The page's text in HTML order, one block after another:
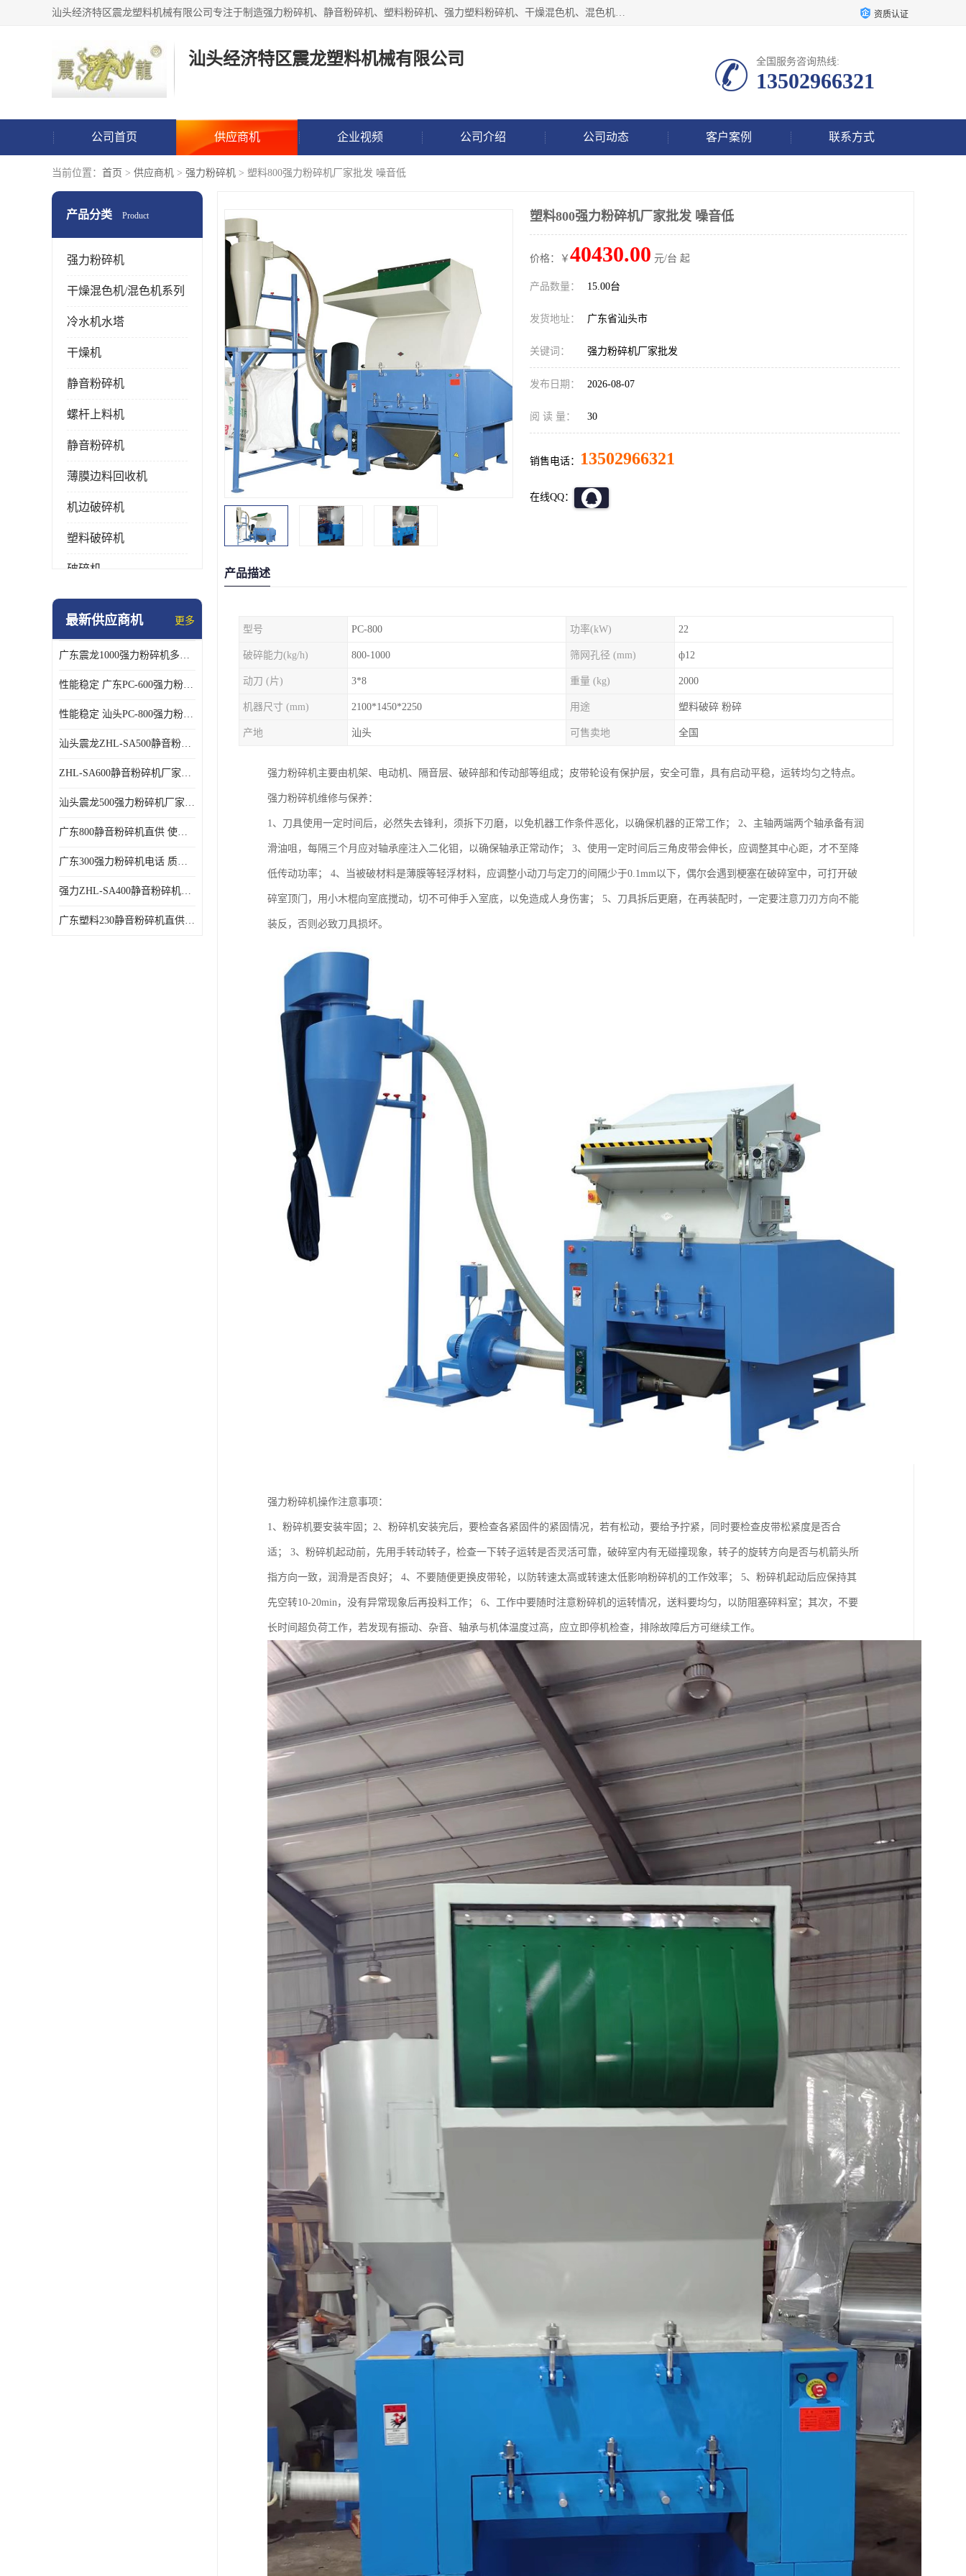
汕头经济特区震龙塑料机械有限公司专注于制造强力粉碎机、静音粉碎机、塑料粉碎机、强力塑料粉碎机、干燥混色机、混色机、冷水机、上料机等塑料辅助机械。 资质认证
汕头经济特区震龙塑料机械有限公司 全国服务咨询热线:
13502966321
公司首页 供应商机 企业视频 公司介绍 公司动态 客户案例 联系方式
当前位置： 首页 > 供应商机 > 强力粉碎机 > 塑料800强力粉碎机厂家批发 噪音低
产品分类 Product
强力粉碎机
干燥混色机/混色机系列
冷水机水塔
干燥机
静音粉碎机
螺杆上料机
静音粉碎机
薄膜边料回收机
机边破碎机
塑料破碎机
破碎机
强力粉碎机
最新供应商机 更多
广东震龙1000强力粉碎机多少钱一台 使用方便
性能稳定 广东PC-600强力粉碎机电话
性能稳定 汕头PC-800强力粉碎机厂家批发
汕头震龙ZHL-SA500静音粉碎机多少钱一台
ZHL-SA600静音粉碎机厂家电话 质量可靠
汕头震龙500强力粉碎机厂家批发 噪音低
广东800静音粉碎机直供 使用寿命长
广东300强力粉碎机电话 质量可靠
强力ZHL-SA400静音粉碎机多少钱一台 密封防尘
广东塑料230静音粉碎机直供 使用寿命长
塑料800强力粉碎机厂家批发 噪音低
价格：￥ 40430.00 元/台 起
产品数量： 15.00台
发货地址： 广东省汕头市
关键词： 强力粉碎机厂家批发
发布日期： 2026-08-07
阅 读 量： 30
销售电话： 13502966321
在线QQ：
产品描述
型号 PC-800 功率(kW) 22
破碎能力(kg/h) 800-1000 筛网孔径 (mm) ф12
动刀 (片) 3*8 重量 (kg) 2000
机器尺寸 (mm) 2100*1450*2250 用途 塑料破碎 粉碎
产地 汕头 可售卖地 全国
强力粉碎机主要由机架、电动机、隔音层、破碎部和传动部等组成；皮带轮设有保护层，安全可靠，具有启动平稳，运转均匀之特点。
强力粉碎机维修与保养：
1、刀具使用一定时间后，必然失去锋利，须拆下刃磨，以免机器工作条件恶化，以确保机器的正常工作； 2、主轴两端两个轴承备有润
滑油咀，每隔三个月应对轴承座注入二化钼，以确保轴承正常动作； 3、使用一定时间后三角皮带会伸长，应调整其中心距，才不至降
低传动功率； 4、当被破材料是薄膜等轻浮材料，应调整小动刀与定刀的间隔少于0.1mm以下，偶尔会遇到梗塞在破碎室中，可打开破
碎室顶门，用小木棍向室底搅动，切不可伸手入室底，以免造成人身伤害； 5、刀具拆后更磨，在再装配时，一定要注意刀刃方向不能
装反，否则必致刀具损坏。
强力粉碎机操作注意事项：
1、粉碎机要安装牢固；2、粉碎机安装完后，要检查各紧固件的紧固情况，若有松动，要给予拧紧，同时要检查皮带松紧度是否合
适； 3、粉碎机起动前，先用手转动转子，检查一下转子运转是否灵活可靠，破碎室内有无碰撞现象，转子的旋转方向是否与机箭头所
指方向一致，润滑是否良好； 4、不要随便更换皮带轮，以防转速太高或转速太低影响粉碎机的工作效率； 5、粉碎机起动后应保持其
先空转10-20min，没有异常现象后再投料工作； 6、工作中要随时注意粉碎机的运转情况，送料要均匀，以防阻塞碎料室；其次，不要
长时间超负荷工作，若发现有振动、杂音、轴承与机体温度过高，应立即停机检查，排除故障后方可继续工作。